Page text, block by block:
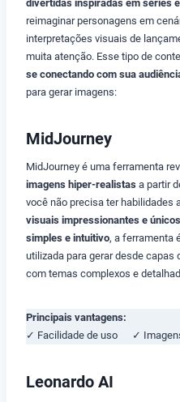
divertidas inspiradas em séries
reimaginar personagens em
interpretações visuais de
muita atenção. Esse tipo de
se conectando com sua
para gerar imagens:
MidJourney
MidJourney é uma ferramenta
imagens hiper-realistas a partir
você não precisa ter habilidades
visuais impressionantes e únicos
simples e intuitivo, a ferramenta
utilizada para gerar desde
com temas complexos e
Principais vantagens:
✓ Facilidade de uso ✓
Leonardo AI